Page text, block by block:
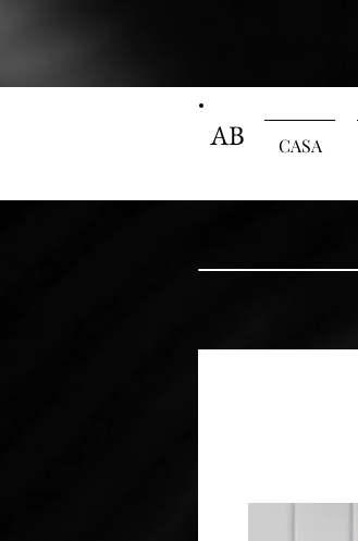
AB CASA